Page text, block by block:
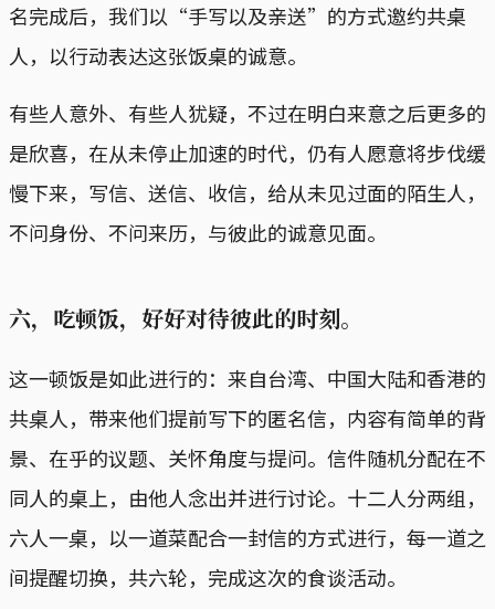
名完成后，我们以“手写以及亲送”的方式邀约共桌
人，以行动表达这张饭桌的诚意。
有些人意外、有些人犹疑，不过在明白来意之后更多的
是欣喜，在从未停止加速的时代，仍有人愿意将步伐缓
慢下来，写信、送信、收信，给从未见过面的陌生人，
不问身份、不问来历，与彼此的诚意见面。
六，吃顿饭，好好对待彼此的时刻。
这一顿饭是如此进行的：来自台湾、中国大陆和香港的
共桌人，带来他们提前写下的匿名信，内容有简单的背
景、在乎的议题、关怀角度与提问。信件随机分配在不
同人的桌上，由他人念出并进行讨论。十二人分两组，
六人一桌，以一道菜配合一封信的方式进行，每一道之
间提醒切换，共六轮，完成这次的食谈活动。